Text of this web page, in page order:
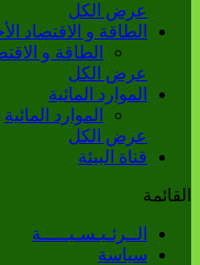
عرض الكل
الطاقة و الاقتصاد
الطاقة و
عرض الكل
الموارد المائية
الموارد المائية
عرض الكل
قناة البيئة
القائمة
الــرئـيـسـيـــــة
سياسة